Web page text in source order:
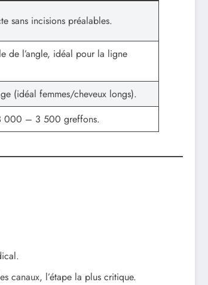
sans incisions préalables.
de l’angle, idéal pour la ligne
(idéal femmes/cheveux longs).
000 – 3 500 greffons.
canaux, l’étape la plus critique.